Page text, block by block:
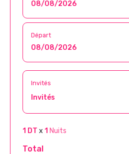
Départ
Invités
Invités
1 DT x 1 Nuits
Total